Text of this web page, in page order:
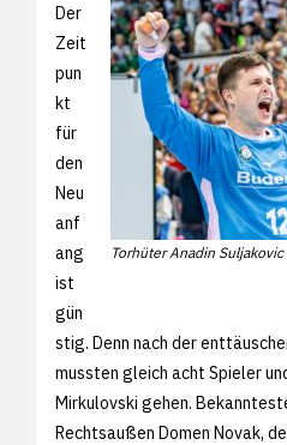
Torhüter Anadin Suljakovic
Der
Zeit
pun
kt
für
den
Neu
anf
ang
ist
gün
stig. Denn nach der
mussten gleich acht Spieler
Mirkulovski gehen.
Rechtsaußen Domen Novak,